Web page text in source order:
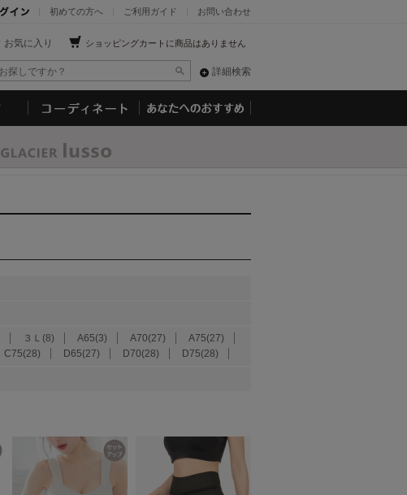
お問い合わせ
ご利用ガイド
初めての方へ
ショッピングカートに商品はありません
お気に入り
詳細検索
３Ｌ(8) A65(3) A70(27)
A75(27)
C75(28) D65(27) D70(28) D75(28)